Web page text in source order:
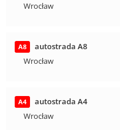
Wrocław
A8
autostrada A8
Wrocław
A4
autostrada A4
Wrocław